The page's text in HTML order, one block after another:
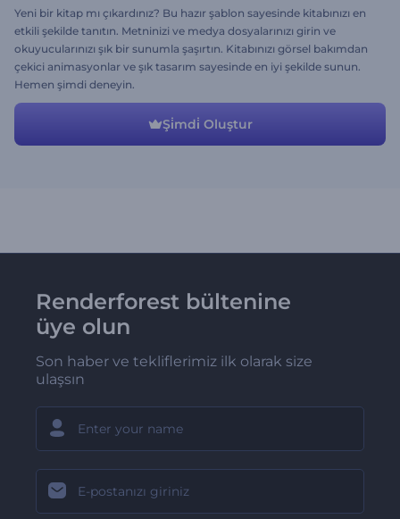
Yeni bir kitap mı çıkardınız? Bu hazır şablon sayesinde kitabınızı en
etkili şekilde tanıtın. Metninizi ve medya dosyalarınızı girin ve
okuyucularınızı şık bir sunumla şaşırtın. Kitabınızı görsel bakımdan
çekici animasyonlar ve şık tasarım sayesinde en iyi şekilde sunun.
Hemen şimdi deneyin.
Şi̇mdi̇ Oluştur
Renderforest bültenine
üye olun
Son haber ve tekliflerimiz ilk olarak size
ulaşsın